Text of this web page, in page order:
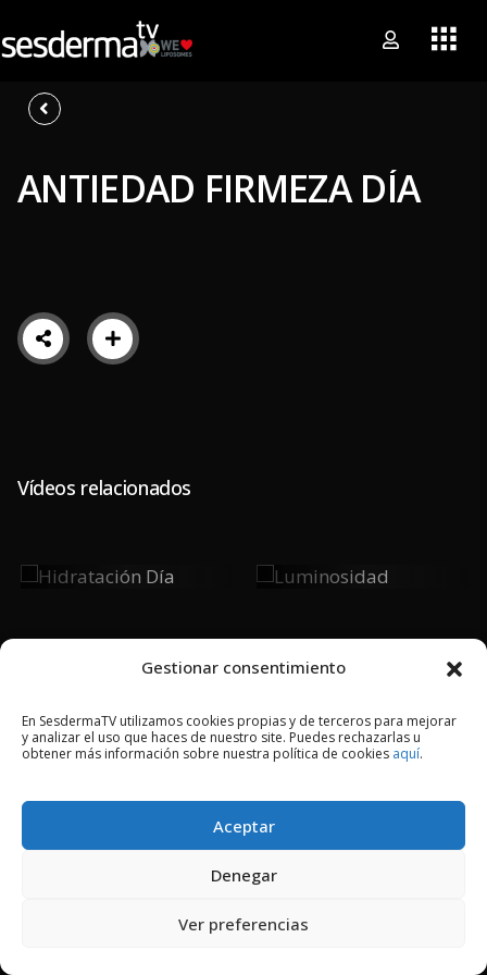
Gestionar consentimiento
En SesdermaTV utilizamos cookies propias y de terceros para mejorar
y analizar el uso que haces de nuestro site. Puedes rechazarlas u
obtener más información sobre nuestra política de cookies aquí.
Aceptar
Denegar
Ver preferencias
ANTIEDAD FIRMEZA DÍA
Vídeos relacionados
Hidratación
Luminosidad
2018 © Copyright Sesderma SL
AVISO LEGAL
POLÍTICA DE PRIVACIDAD
COOKIES